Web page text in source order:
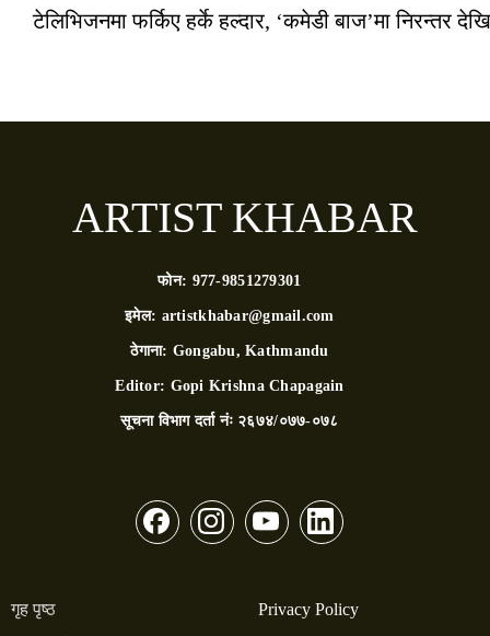
टेलिभिजनमा फर्किए हर्के हल्दार, ‘कमेडी बाज’मा निरन्तर
ARTIST KHABAR
फोन: 977-9851279301
इमेल: artistkhabar@gmail.com
ठेगाना: Gongabu, Kathmandu
Editor: Gopi Krishna Chapagain
सूचना विभाग दर्ता नंः २६७४/०७७-०७८
गृह पृष्ठ
Privacy Policy